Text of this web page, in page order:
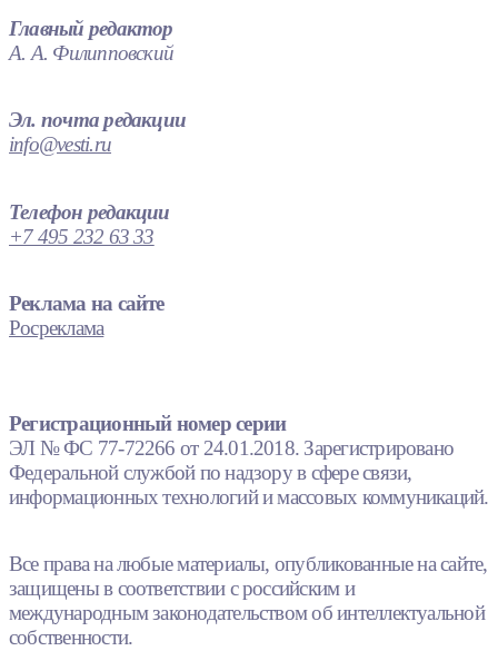
Главный редактор
А. А. Филипповский
Эл. почта редакции
info@vesti.ru
Телефон редакции
+7 495 232 63 33
Реклама на сайте
Росреклама
Регистрационный номер серии
ЭЛ № ФС 77-72266 от 24.01.2018. Зарегистрировано
Федеральной службой по надзору в сфере связи,
информационных технологий и массовых коммуникаций.
Все права на любые материалы, опубликованные на сайте,
защищены в соответствии с российским и
международным законодательством об интеллектуальной
собственности.